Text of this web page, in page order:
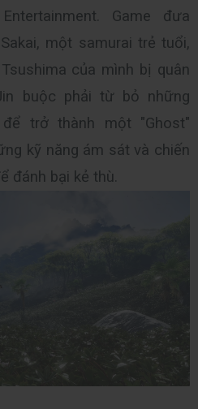
Game đưa
một samurai trẻ tuổi,
của mình bị quân
buộc phải từ bỏ những
trở thành một "Ghost"
kỹ năng ám sát và chiến
đánh bại kẻ thù.